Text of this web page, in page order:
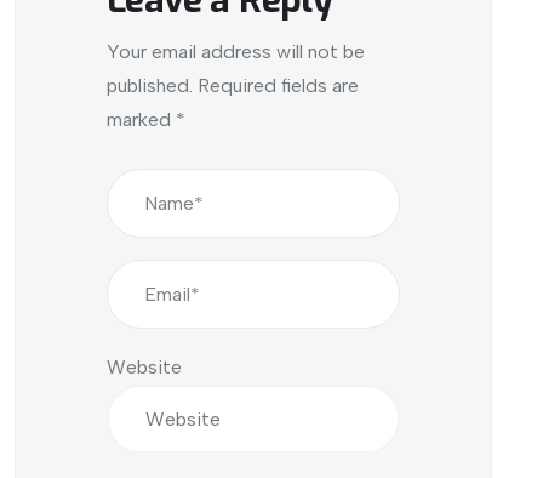
Your email address will not be
published. Required fields are
marked *
Website